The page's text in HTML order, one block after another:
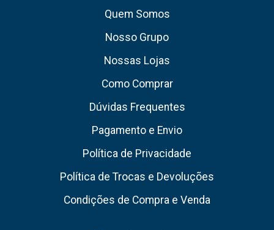
Quem Somos
Nosso Grupo
Nossas Lojas
Como Comprar
Dúvidas Frequentes
Pagamento e Envio
Política de Privacidade
Política de Trocas e Devoluções
Condições de Compra e Venda